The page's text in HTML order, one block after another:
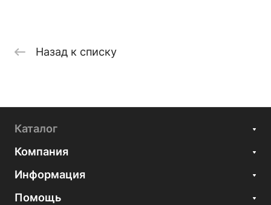
Назад к списку
Каталог
Компания
Информация
Помощь